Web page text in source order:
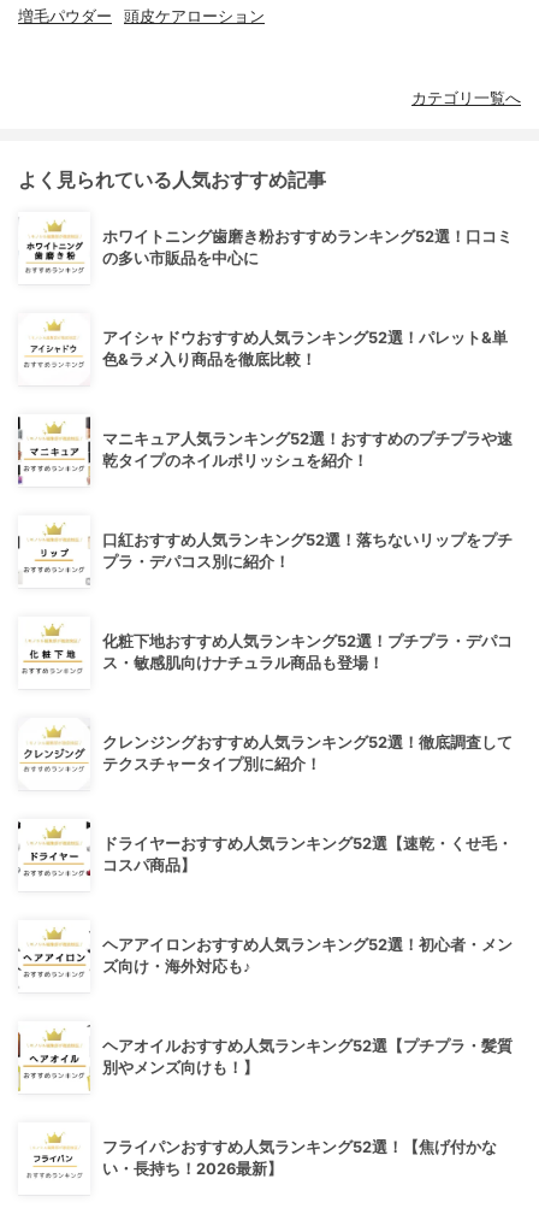
増毛パウダー 頭皮ケアローション
カテゴリ一覧へ
よく見られている人気おすすめ記事
ホワイトニング歯磨き粉おすすめランキング52選！口コミ
の多い市販品を中心に
アイシャドウおすすめ人気ランキング52選！パレット&単
色&ラメ入り商品を徹底比較！
マニキュア人気ランキング52選！おすすめのプチプラや速
乾タイプのネイルポリッシュを紹介！
口紅おすすめ人気ランキング52選！落ちないリップをプチ
プラ・デパコス別に紹介！
化粧下地おすすめ人気ランキング52選！プチプラ・デパコ
ス・敏感肌向けナチュラル商品も登場！
クレンジングおすすめ人気ランキング52選！徹底調査して
テクスチャータイプ別に紹介！
ドライヤーおすすめ人気ランキング52選【速乾・くせ毛・
コスパ商品】
ヘアアイロンおすすめ人気ランキング52選！初心者・メン
ズ向け・海外対応も♪
ヘアオイルおすすめ人気ランキング52選【プチプラ・髪質
別やメンズ向けも！】
フライパンおすすめ人気ランキング52選！【焦げ付かな
い・長持ち！2026最新】